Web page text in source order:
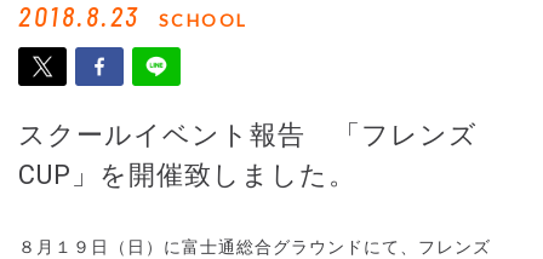
2018.8.23 SCHOOL
スクールイベント報告 「フレンズ
CUP」を開催致しました。
８月１９日（日）に富士通総合グラウンドにて、フレンズ